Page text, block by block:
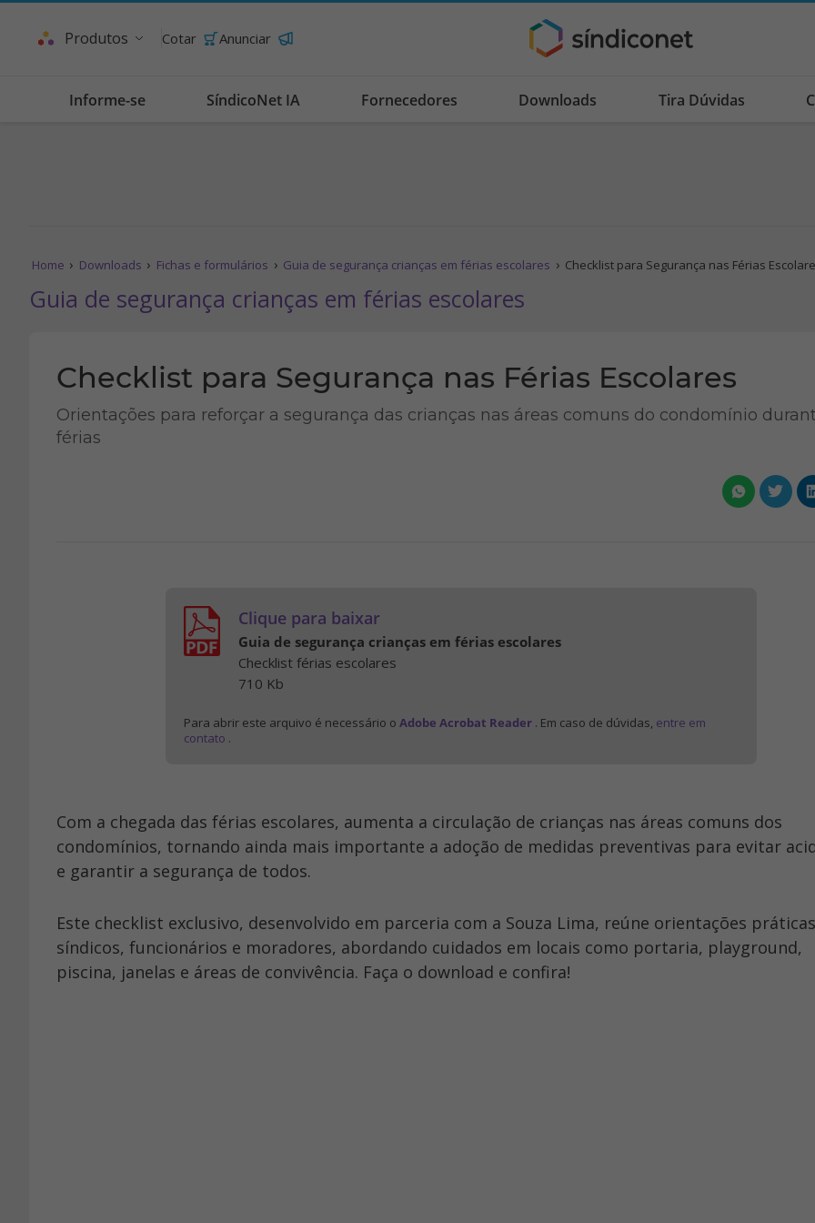
Produtos Cotar Anunciar
Informe-se SíndicoNet IA Fornecedores Downloads Tira Dúvidas
Home Downloads Fichas e formulários Guia de segurança crianças em férias escolares Checklist para Segurança nas Férias
Guia de segurança crianças em férias escolares
Checklist para Segurança nas Férias Escolares
Orientações para reforçar a segurança das crianças nas áreas comuns do condomínio
férias
Clique para baixar
Guia de segurança crianças em férias escolares
Checklist férias escolares
710 Kb
Para abrir este arquivo é necessário o Adobe Acrobat Reader . Em caso de dúvidas, entre em
contato .
Com a chegada das férias escolares, aumenta a circulação de crianças nas áreas comuns dos
condomínios, tornando ainda mais importante a adoção de medidas preventivas para evitar
e garantir a segurança de todos.
Este checklist exclusivo, desenvolvido em parceria com a Souza Lima, reúne orientações
síndicos, funcionários e moradores, abordando cuidados em locais como portaria, playground,
piscina, janelas e áreas de convivência. Faça o download e confira!